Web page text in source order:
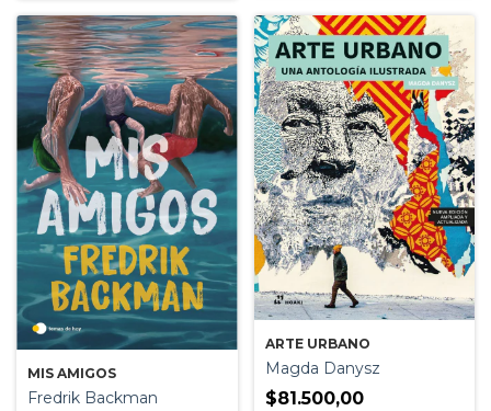
MIS AMIGOS
Fredrik Backman
ARTE URBANO
Magda Danysz
$81.500,00